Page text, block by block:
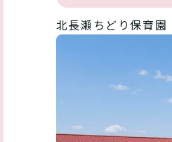
北長瀬ちどり保育